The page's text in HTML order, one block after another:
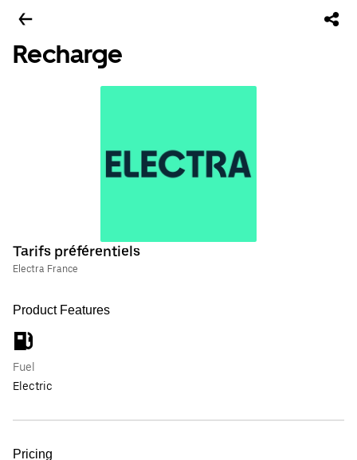
Recharge
Tarifs préférentiels
Electra France
Product Features
Fuel
Electric
Pricing